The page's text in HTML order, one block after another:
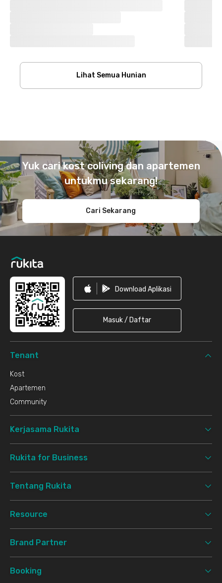
Lihat Semua Hunian
Yuk cari kost coliving dan apartemen
untukmu sekarang!
Cari Sekarang
Download Aplikasi
Masuk / Daftar
Tenant
Kost
Apartemen
Community
Kerjasama Rukita
Rukita for Business
Tentang Rukita
Resource
Brand Partner
Booking